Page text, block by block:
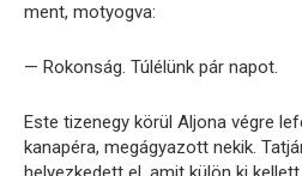
ment, motyogva:
— Rokonság. Túlélünk pár napot.
Este tizenegy körül Aljona végre
kanapéra, megágyazott nekik.